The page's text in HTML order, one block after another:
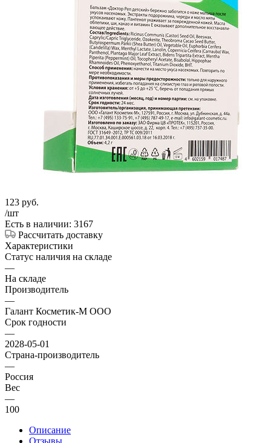
123 руб.
/шт
Есть в наличии: 3167
Рассчитать доставку
Характеристики
Статус наличия на складе
—
На складе
Производитель
—
Галант Косметик-М ООО
Срок годности
—
2028-05-01
Страна-производитель
—
Россия
Вес
—
100
Описание
Отзывы